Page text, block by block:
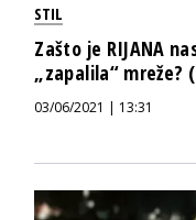
STIL
Zašto je RIJANA
„zapalila“ mreže?
03/06/2021 | 13:31